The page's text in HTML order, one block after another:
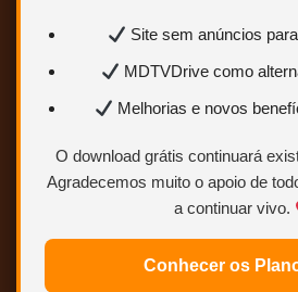
Site sem anúncios
MDTVDrive como
Melhorias e novos
O download grátis continuará
Agradecemos muito o apoio de
a continuar vivo.
Conhecer os